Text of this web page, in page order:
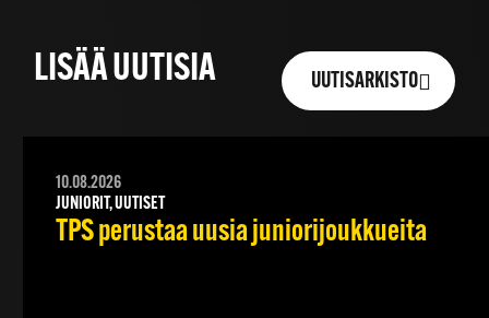
LISÄÄ UUTISIA UUTISARKISTO
10.08.2026
JUNIORIT, UUTISET
TPS perustaa uusia juniorijoukkueita